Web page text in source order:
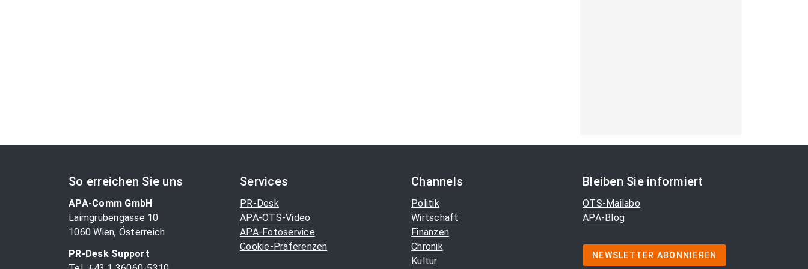
So erreichen Sie uns
APA-Comm GmbH
Laimgrubengasse 10
1060 Wien, Österreich
PR-Desk Support
Services
PR-Desk
APA-OTS-Video
APA-Fotoservice
Cookie-Präferenzen
Channels
Politik
Wirtschaft
Finanzen
Chronik
Kultur
Bleiben Sie informiert
OTS-Mailabo
APA-Blog
NEWSLETTER ABONNIEREN